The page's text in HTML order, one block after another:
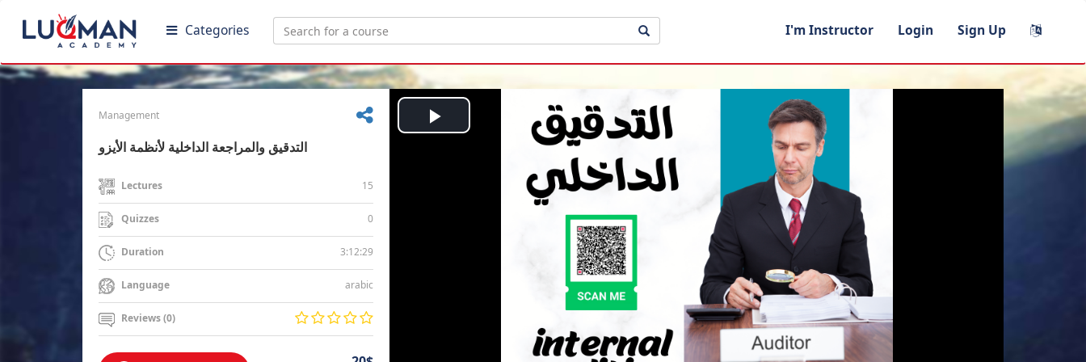
Categories I'm Instructor Login Sign Up
Management
التدقيق والمراجعة الداخلية لأنظمة الأيزو
Lectures 15
Quizzes 0
Duration 3:12:29
Language arabic
Reviews (0)
Play